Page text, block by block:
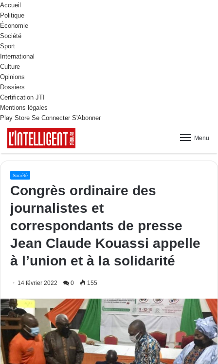
Accueil
Politique
Économie
Société
Sport
International
Culture
Opinions
Dossiers
Certification JTI
Mentions légales
Play Store Se Connecter S'Abonner
Menu
Société
Congrès ordinaire des
journalistes et
correspondants de presse
Jean Claude Kouassi appelle
à l’union et à la solidarité
14 février 2022 0 155